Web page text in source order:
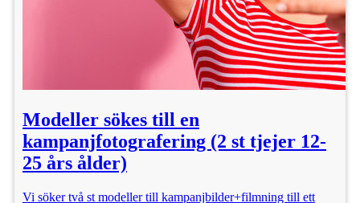
Modeller sökes till en
kampanjfotografering (2 st tjejer 12-
25 års ålder)
Vi söker två st modeller till kampanjbilder+filmning till ett